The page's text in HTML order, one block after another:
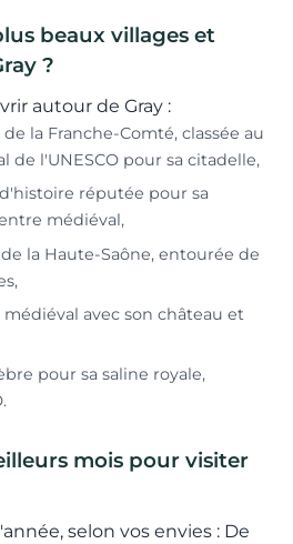
beaux villages et
?
autour de Gray :
la Franche-Comté, classée au
de l'UNESCO pour sa citadelle,
réputée pour sa
médiéval,
la Haute-Saône, entourée de
médiéval avec son château et
pour sa saline royale,
mois pour visiter
selon vos envies : De